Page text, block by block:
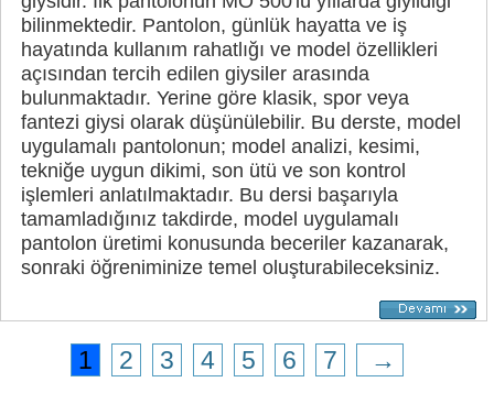
bilinmektedir. Pantolon, günlük hayatta ve iş
hayatında kullanım rahatlığı ve model özellikleri
açısından tercih edilen giysiler arasında
bulunmaktadır. Yerine göre klasik, spor veya
fantezi giysi olarak düşünülebilir. Bu derste, model
uygulamalı pantolonun; model analizi, kesimi,
tekniğe uygun dikimi, son ütü ve son kontrol
işlemleri anlatılmaktadır. Bu dersi başarıyla
tamamladığınız takdirde, model uygulamalı
pantolon üretimi konusunda beceriler kazanarak,
sonraki öğreniminize temel oluşturabileceksiniz.
1 2 3 4 5 6 7 →